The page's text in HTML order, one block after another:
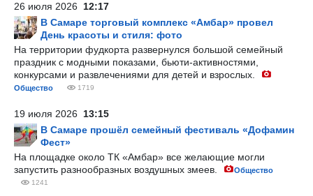
26 июля 2026 12:17
В Самаре торговый комплекс «Амбар» провел
День красоты и стиля: фото
На территории фудкорта развернулся большой семейный
праздник с модными показами, бьюти-активностями,
конкурсами и развлечениями для детей и взрослых.
Общество 1719
19 июля 2026 13:15
В Самаре прошёл семейный фестиваль «Дофамин
Фест»
На площадке около ТК «Амбар» все желающие могли
запустить разнообразных воздушных змеев.
Общество
1241